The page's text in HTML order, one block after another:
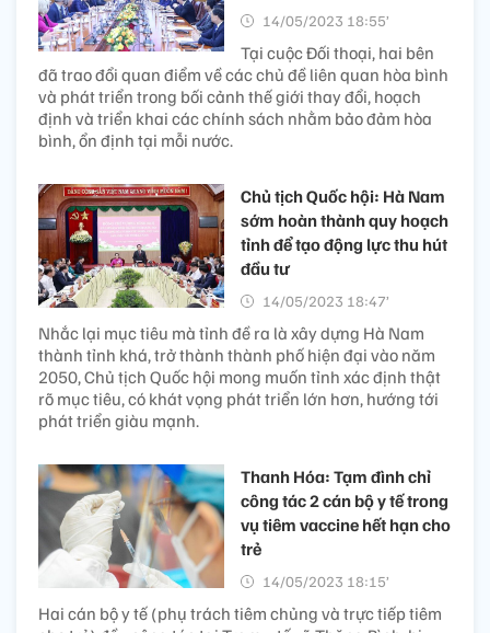
14/05/2023 18:55’
Tại cuộc Đối thoại, hai bên
đã trao đổi quan điểm về các chủ đề liên quan hòa bình
và phát triển trong bối cảnh thế giới thay đổi, hoạch
định và triển khai các chính sách nhằm bảo đảm hòa
bình, ổn định tại mỗi nước.
Chủ tịch Quốc hội: Hà Nam
sớm hoàn thành quy hoạch
tỉnh để tạo động lực thu hút
đầu tư
14/05/2023 18:47’
Nhắc lại mục tiêu mà tỉnh đề ra là xây dựng Hà Nam
thành tỉnh khá, trở thành thành phố hiện đại vào năm
2050, Chủ tịch Quốc hội mong muốn tỉnh xác định thật
rõ mục tiêu, có khát vọng phát triển lớn hơn, hướng tới
phát triển giàu mạnh.
Thanh Hóa: Tạm đình chỉ
công tác 2 cán bộ y tế trong
vụ tiêm vaccine hết hạn cho
trẻ
14/05/2023 18:15’
Hai cán bộ y tế (phụ trách tiêm chủng và trực tiếp tiêm